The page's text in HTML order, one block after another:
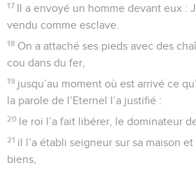
17 Il a envoyé un homme devant eux :
vendu comme esclave.
18 On a attaché ses pieds avec des
cou dans du fer,
19 jusqu’au moment où est arrivé ce
la parole de l’Eternel l’a justifié :
20 le roi l’a fait libérer, le dominateur
21 il l’a établi seigneur sur sa maison
biens,